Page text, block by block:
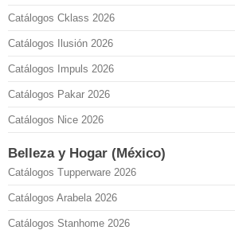
Catálogos Cklass 2026
Catálogos Ilusión 2026
Catálogos Impuls 2026
Catálogos Pakar 2026
Catálogos Nice 2026
Belleza y Hogar (México)
Catálogos Tupperware 2026
Catálogos Arabela 2026
Catálogos Stanhome 2026